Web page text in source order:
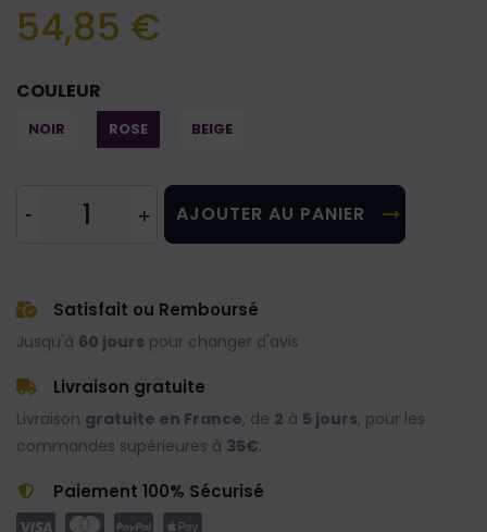
54,85 €
COULEUR
NOIR ROSE BEIGE
AJOUTER AU PANIER
Satisfait ou Remboursé
Jusqu'à 60 jours pour changer d'avis
Livraison gratuite
Livraison gratuite en France, de 2 à 5 jours, pour les
commandes supérieures à 35€.
Paiement 100% Sécurisé